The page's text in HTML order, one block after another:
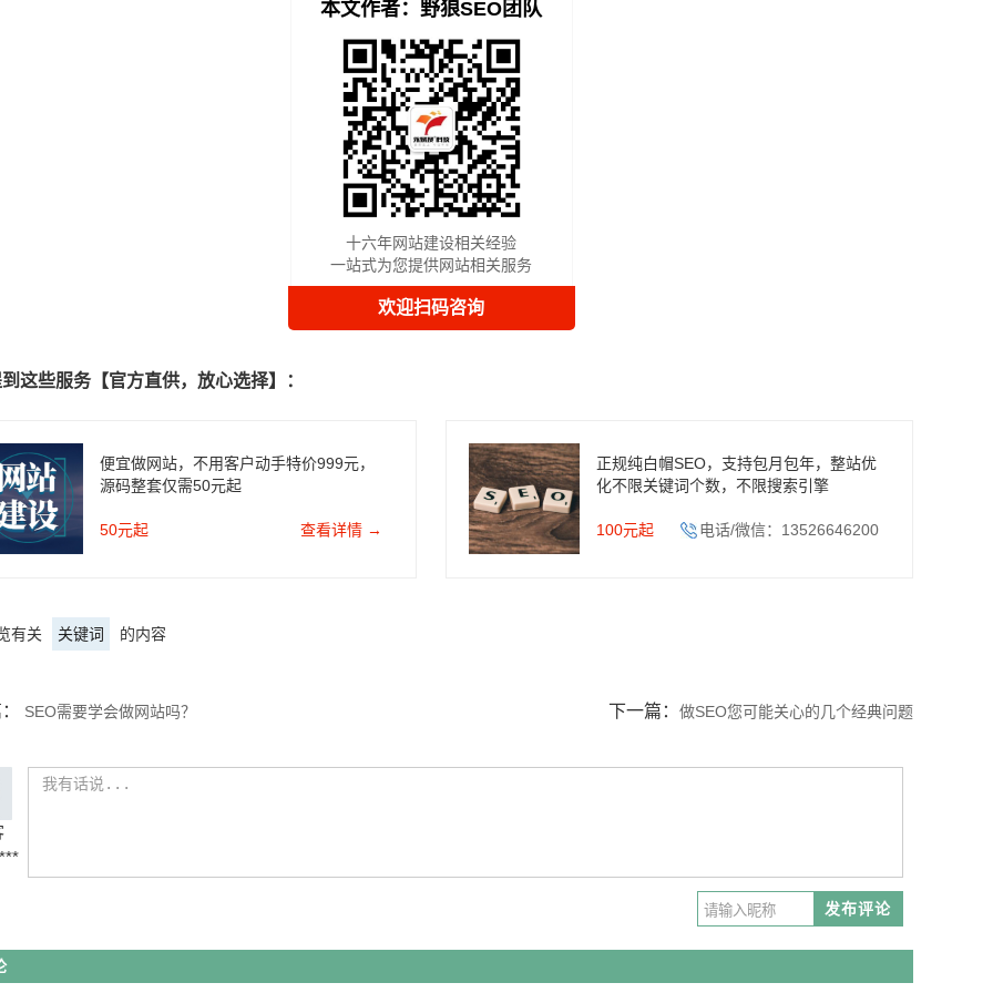
本文作者：野狼SEO团队
十六年网站建设相关经验
一站式为您提供网站相关服务
欢迎扫码咨询
这些服务【官方直供，放心选择】：
便宜做网站，不用客户动手特价999元，
源码整套仅需50元起
50元起 查看详情 →
正规纯白帽SEO，支持包月包年，整站优
化不限关键词个数，不限搜索引擎
100元起 电话/微信：13526646200
有关 关键词 的内容
SEO需要学会做网站吗？ 下一篇： 做SEO您可能关心的几个经典问题
发布评论